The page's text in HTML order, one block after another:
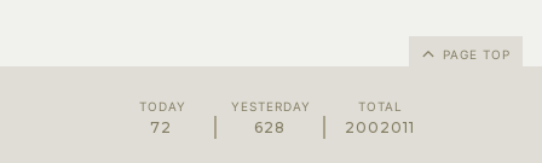
PAGE TOP
TODAY
72
YESTERDAY
628
TOTAL
2002011